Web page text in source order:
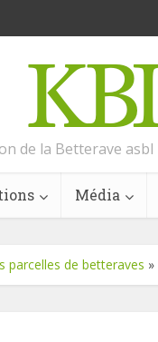
de la Betterave asbl
Média
parcelles de betteraves »